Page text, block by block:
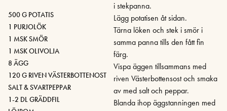
500 G POTATIS
1 PURJOLÖK
1 MSK SMÖR
1 MSK OLIVOLJA
8 ÄGG
120 G RIVEN VÄSTERBOTTENOST
SALT & SVARTPEPPAR
1-2 DL GRÄDDFIL
i stekpanna.
Lägg potatisen åt sidan.
Tärna löken och stek i smör i
samma panna tills den fått fin
färg.
Vispa äggen tillsammans med
riven Västerbottensost och smaka
av med salt och peppar.
Blanda ihop äggstanningen med